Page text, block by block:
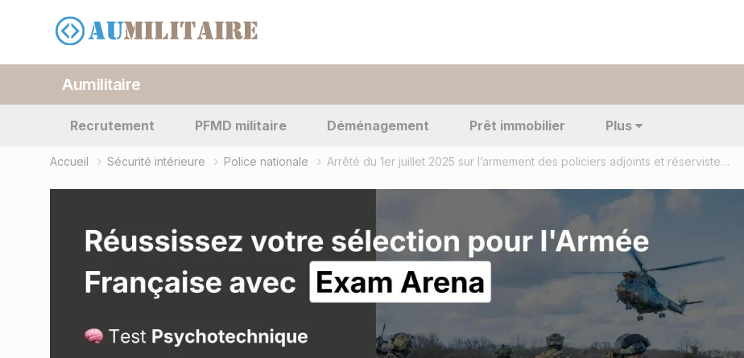
Aumilitaire
Recrutement PFMD militaire Déménagement Prêt immobilier Plus
Accueil Sécurité intérieure Police nationale Arrêté du 1er juillet 2025 sur l’armement des policiers adjoints et réservistes Police